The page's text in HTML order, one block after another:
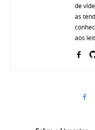
de
as
aos